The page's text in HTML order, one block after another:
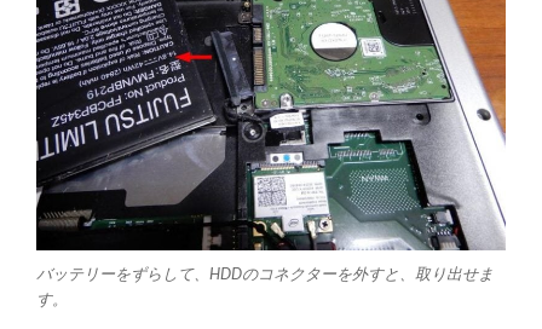
バッテリーをずらして、HDDのコネクターを外すと、取り出せま
す。